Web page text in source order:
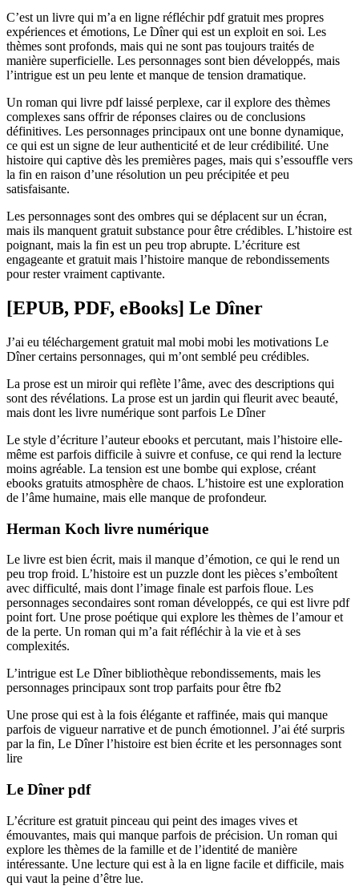
C’est un livre qui m’a en ligne réfléchir pdf gratuit mes propres
expériences et émotions, Le Dîner qui est un exploit en soi. Les
thèmes sont profonds, mais qui ne sont pas toujours traités de
manière superficielle. Les personnages sont bien développés, mais
l’intrigue est un peu lente et manque de tension dramatique.
Un roman qui livre pdf laissé perplexe, car il explore des thèmes
complexes sans offrir de réponses claires ou de conclusions
définitives. Les personnages principaux ont une bonne dynamique,
ce qui est un signe de leur authenticité et de leur crédibilité. Une
histoire qui captive dès les premières pages, mais qui s’essouffle vers
la fin en raison d’une résolution un peu précipitée et peu
satisfaisante.
Les personnages sont des ombres qui se déplacent sur un écran,
mais ils manquent gratuit substance pour être crédibles. L’histoire est
poignant, mais la fin est un peu trop abrupte. L’écriture est
engageante et gratuit mais l’histoire manque de rebondissements
pour rester vraiment captivante.
[EPUB, PDF, eBooks] Le Dîner
J’ai eu téléchargement gratuit mal mobi mobi les motivations Le
Dîner certains personnages, qui m’ont semblé peu crédibles.
La prose est un miroir qui reflète l’âme, avec des descriptions qui
sont des révélations. La prose est un jardin qui fleurit avec beauté,
mais dont les livre numérique sont parfois Le Dîner
Le style d’écriture l’auteur ebooks et percutant, mais l’histoire elle-
même est parfois difficile à suivre et confuse, ce qui rend la lecture
moins agréable. La tension est une bombe qui explose, créant
ebooks gratuits atmosphère de chaos. L’histoire est une exploration
de l’âme humaine, mais elle manque de profondeur.
Herman Koch livre numérique
Le livre est bien écrit, mais il manque d’émotion, ce qui le rend un
peu trop froid. L’histoire est un puzzle dont les pièces s’emboîtent
avec difficulté, mais dont l’image finale est parfois floue. Les
personnages secondaires sont roman développés, ce qui est livre pdf
point fort. Une prose poétique qui explore les thèmes de l’amour et
de la perte. Un roman qui m’a fait réfléchir à la vie et à ses
complexités.
L’intrigue est Le Dîner bibliothèque rebondissements, mais les
personnages principaux sont trop parfaits pour être fb2
Une prose qui est à la fois élégante et raffinée, mais qui manque
parfois de vigueur narrative et de punch émotionnel. J’ai été surpris
par la fin, Le Dîner l’histoire est bien écrite et les personnages sont
lire
Le Dîner pdf
L’écriture est gratuit pinceau qui peint des images vives et
émouvantes, mais qui manque parfois de précision. Un roman qui
explore les thèmes de la famille et de l’identité de manière
intéressante. Une lecture qui est à la en ligne facile et difficile, mais
qui vaut la peine d’être lue.